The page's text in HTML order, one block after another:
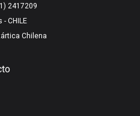
2417209
- CHILE
Chilena